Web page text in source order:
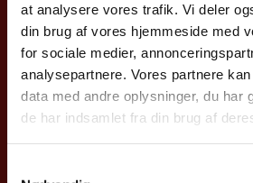
at analysere vores trafik. Vi deler
din brug af vores hjemmeside med
for sociale medier,
analysepartnere. Vores partnere
data med andre oplysninger, du har
de har indsamlet fra din brug af
Setor de Embaixadas Sul (SES),
Avenida das Nações, Quadra 807,
CEP: 70200-900 Brasília - DF
Entre em contato com a